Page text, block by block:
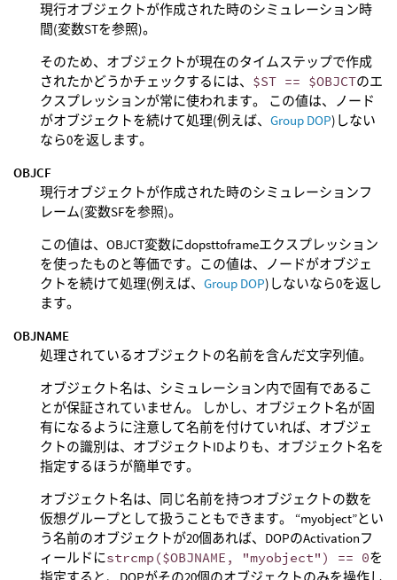
現行オブジェクトが作成された時のシミュレーション時
間(変数STを参照)。
そのため、オブジェクトが現在のタイムステップで作成
されたかどうかチェックするには、 $ST == $OBJCTのエ
クスプレッションが常に使われます。 この値は、ノード
がオブジェクトを続けて処理(例えば、 Group DOP)しない
なら0を返します。
OBJCF
現行オブジェクトが作成された時のシミュレーションフ
レーム(変数SFを参照)。
この値は、OBJCT変数にdopsttoframeエクスプレッション
を使ったものと等価です。この値は、ノードがオブジェ
クトを続けて処理(例えば、 Group DOP)しないなら0を返し
ます。
OBJNAME
処理されているオブジェクトの名前を含んだ文字列値。
オブジェクト名は、シミュレーション内で固有であるこ
とが保証されていません。 しかし、オブジェクト名が固
有になるように注意して名前を付けていれば、オブジェ
クトの識別は、オブジェクトIDよりも、オブジェクト名を
指定するほうが簡単です。
オブジェクト名は、同じ名前を持つオブジェクトの数を
仮想グループとして扱うこともできます。 “myobject”とい
う名前のオブジェクトが20個あれば、DOPのActivationフ
ィールドにstrcmp($OBJNAME, "myobject") == 0を